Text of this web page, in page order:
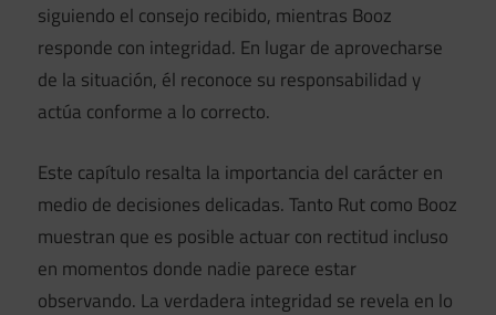
siguiendo el consejo recibido, mientras Booz
responde con integridad. En lugar de aprovecharse
de la situación, él reconoce su responsabilidad y
actúa conforme a lo correcto.
Este capítulo resalta la importancia del carácter en
medio de decisiones delicadas. Tanto Rut como Booz
muestran que es posible actuar con rectitud incluso
en momentos donde nadie parece estar
observando. La verdadera integridad se revela en lo